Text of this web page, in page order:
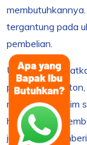
tergantung pada
pembelian.
Untuk
pasir silika per
menghubungi tim
hanya akan
juga akan